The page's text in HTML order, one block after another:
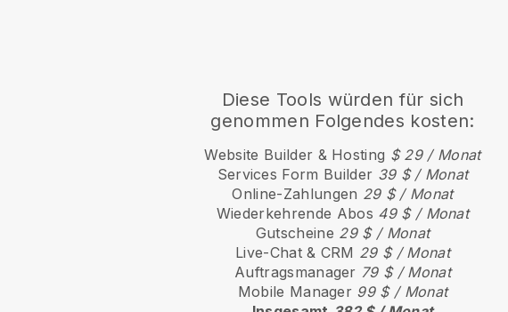
Diese Tools würden für sich
genommen Folgendes kosten:
Website Builder & Hosting $ 29 / Monat
Services Form Builder 39 $ / Monat
Online-Zahlungen 29 $ / Monat
Wiederkehrende Abos 49 $ / Monat
Gutscheine 29 $ / Monat
Live-Chat & CRM 29 $ / Monat
Auftragsmanager 79 $ / Monat
Mobile Manager 99 $ / Monat